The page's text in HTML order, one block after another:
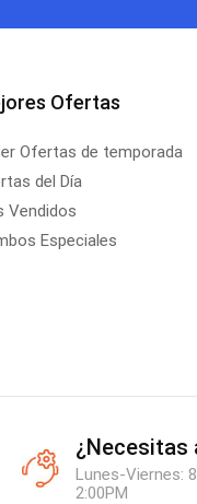
Ofertas
Ofertas de temporada
del Día
Vendidos
Especiales
¿Necesitas
Lunes-Viernes:
2:00PM